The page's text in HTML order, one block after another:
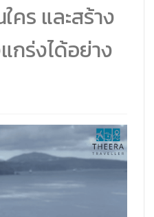
คร และสร้าง
กร่งได้อย่าง